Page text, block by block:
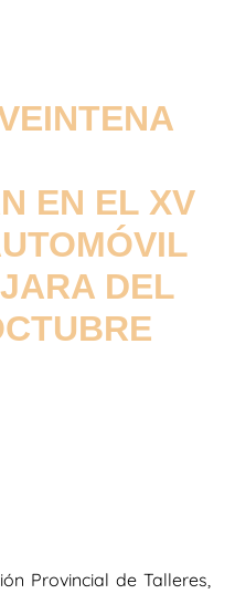
EN EL XV
DEL
Provincial de Talleres,